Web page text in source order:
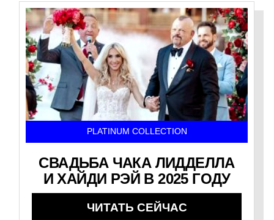
PLATINUM COLLECTION
СВАДЬБА ЧАКА ЛИДДЕЛЛА
И ХАЙДИ РЭЙ В 2025 ГОДУ
ЧИТАТЬ СЕЙЧАС